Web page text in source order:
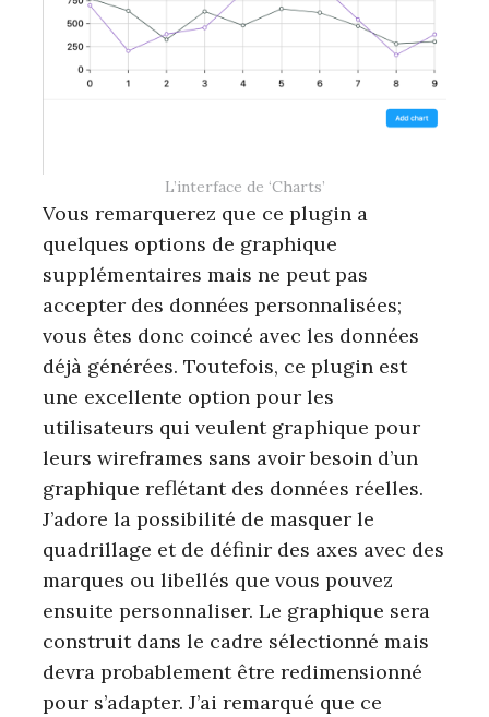
L’interface de ‘Charts’
Vous remarquerez que ce plugin a
quelques options de graphique
supplémentaires mais ne peut pas
accepter des données personnalisées;
vous êtes donc coincé avec les données
déjà générées. Toutefois, ce plugin est
une excellente option pour les
utilisateurs qui veulent graphique pour
leurs wireframes sans avoir besoin d’un
graphique reflétant des données réelles.
J’adore la possibilité de masquer le
quadrillage et de définir des axes avec des
marques ou libellés que vous pouvez
ensuite personnaliser. Le graphique sera
construit dans le cadre sélectionné mais
devra probablement être redimensionné
pour s’adapter. J’ai remarqué que ce